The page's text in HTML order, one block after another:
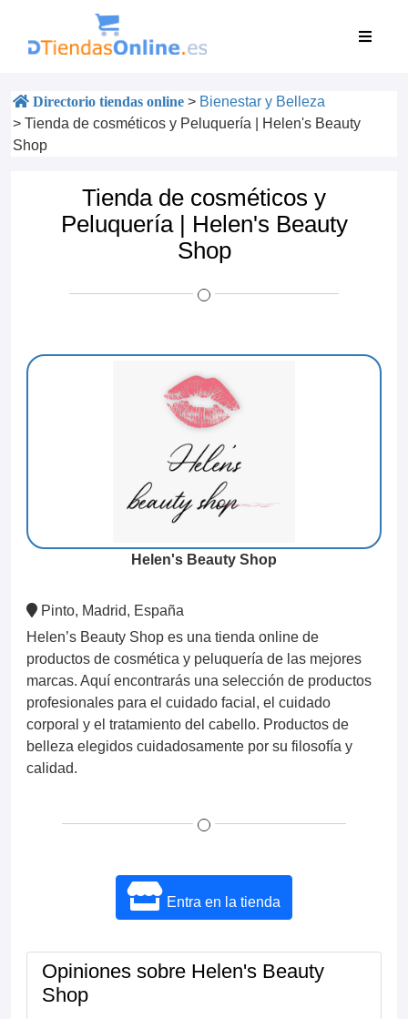
Directorio tiendas online > Bienestar y Belleza
> Tienda de cosméticos y Peluquería | Helen's Beauty
Shop
Tienda de cosméticos y
Peluquería | Helen's Beauty
Shop
Helen's Beauty Shop
Pinto, Madrid, España
Helen’s Beauty Shop es una tienda online de
productos de cosmética y peluquería de las mejores
marcas. Aquí encontrarás una selección de productos
profesionales para el cuidado facial, el cuidado
corporal y el tratamiento del cabello. Productos de
belleza elegidos cuidadosamente por su filosofía y
calidad.
Entra en la tienda
Opiniones sobre Helen's Beauty
Shop